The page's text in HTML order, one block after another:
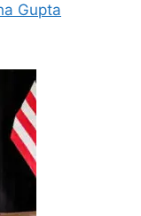
Gupta